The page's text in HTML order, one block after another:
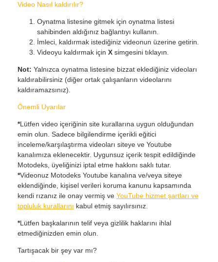
Video Nasıl kaldırılır?
Oynatma listesine gitmek için oynatma listesi
sahibinden aldığınız bağlantıyı kullanın.
İmleci, kaldırmak istediğiniz videonun üzerine getirin.
Videoyu kaldırmak için Xsimgesini tıklayın.
Not: Yalnızca oynatma listesine bizzat eklediğiniz videoları
kaldırabilirsiniz (diğer ortak çalışanların videolarını
kaldıramazsınız).
Önemli Uyarılar
*Lütfen video içeriğinin site kurallarına uygun olduğundan
emin olun. Sadece bilgilendirme içerikli eğitici
inceleme/karşılaştırma videoları siteye ve Youtube
kanalımıza eklenecektir. Uygunsuz içerik tespit edildiğinde
Motodeks, üyeliğinizi iptal etme hakkını saklı tutar.
*Videonuz Motodeks Youtube kanalına ve/veya siteye
eklendiğinde, kişisel verileri koruma kanunu kapsamında
kendi rızanız ile onay vermiş ve YouTube hizmet şartları ve
topluluk kurallarını kabul etmiş sayılırsınız.
*Lütfen başkalarının telif veya gizlilik haklarını ihlal
etmediğinizden emin olun.
Tartışacak bir şey var mı?